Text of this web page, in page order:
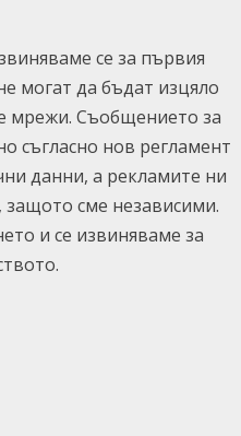
се за първия
могат да бъдат изцяло
мрежи. Съобщението за
съгласно нов регламент
данни, а рекламите ни
сме независими.
и се извиняваме за